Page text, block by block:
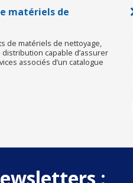
matériels de
de matériels de nettoyage,
capable d’assurer
associés d’un catalogue